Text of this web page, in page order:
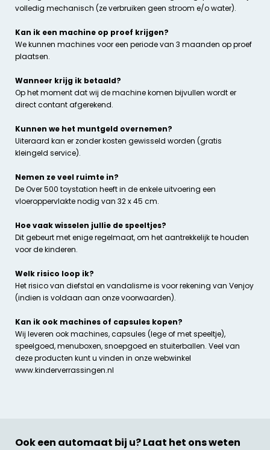
volledig mechanisch (ze verbruiken geen stroom e/o water).
Kan ik een machine op proef krijgen?
We kunnen machines voor een periode van 3 maanden op proef
plaatsen.
Wanneer krijg ik betaald?
Op het moment dat wij de machine komen bijvullen wordt er
direct contant afgerekend.
Kunnen we het muntgeld overnemen?
Uiteraard kan er zonder kosten gewisseld worden (gratis
kleingeld service).
Nemen ze veel ruimte in?
De Over 500 toystation heeft in de enkele uitvoering een
vloeroppervlakte nodig van 32 x 45 cm.
Hoe vaak wisselen jullie de speeltjes?
Dit gebeurt met enige regelmaat, om het aantrekkelijk te houden
voor de kinderen.
Welk risico loop ik?
Het risico van diefstal en vandalisme is voor rekening van Venjoy
(indien is voldaan aan onze voorwaarden).
Kan ik ook machines of capsules kopen?
Wij leveren ook machines, capsules (lege of met speeltje),
speelgoed, menuboxen, snoepgoed en stuiterballen. Veel van
deze producten kunt u vinden in onze webwinkel
www.kinderverrassingen.nl
Ook een automaat bij u? Laat het ons weten